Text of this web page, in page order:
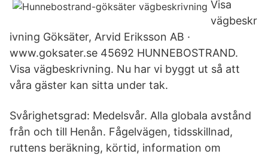
Visa
vägbeskr
ivning Göksäter, Arvid Eriksson AB ·
www.goksater.se 45692 HUNNEBOSTRAND.
Visa vägbeskrivning. Nu har vi byggt ut så att
våra gäster kan sitta under tak.
Svårighetsgrad: Medelsvår. Alla globala avstånd
från och till Henån. Fågelvägen, tidsskillnad,
ruttens beräkning, körtid, information om